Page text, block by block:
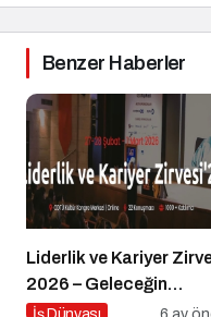
Benzer Haberler
Liderlik ve Kariyer
2026 – Geleceğin
Liderleriyle Buluşma